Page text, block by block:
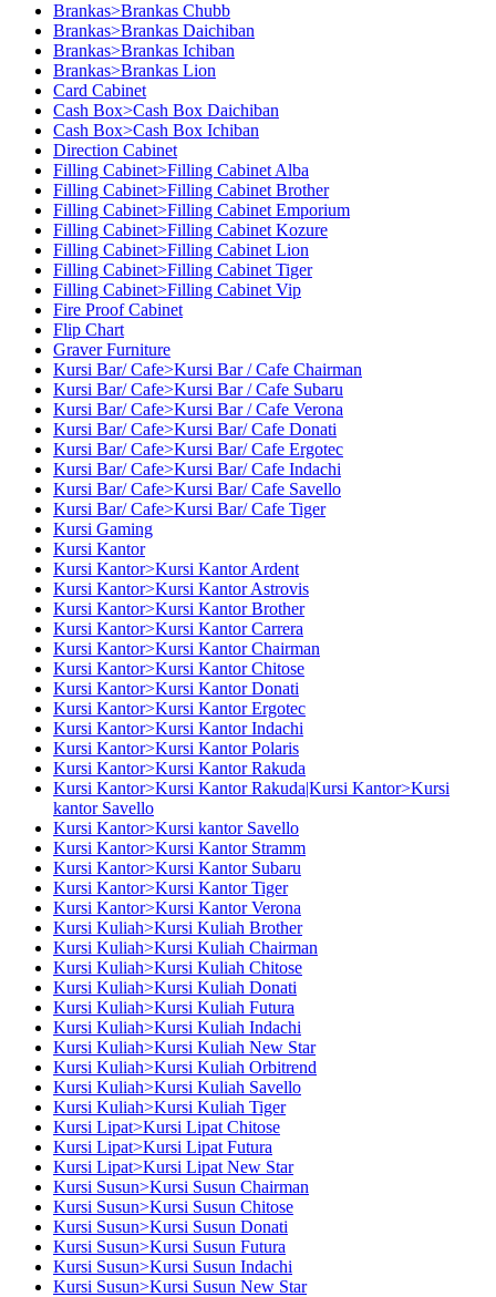
Brankas>Brankas Chubb
Brankas>Brankas Daichiban
Brankas>Brankas Ichiban
Brankas>Brankas Lion
Card Cabinet
Cash Box>Cash Box Daichiban
Cash Box>Cash Box Ichiban
Direction Cabinet
Filling Cabinet>Filling Cabinet Alba
Filling Cabinet>Filling Cabinet Brother
Filling Cabinet>Filling Cabinet Emporium
Filling Cabinet>Filling Cabinet Kozure
Filling Cabinet>Filling Cabinet Lion
Filling Cabinet>Filling Cabinet Tiger
Filling Cabinet>Filling Cabinet Vip
Fire Proof Cabinet
Flip Chart
Graver Furniture
Kursi Bar/ Cafe>Kursi Bar / Cafe Chairman
Kursi Bar/ Cafe>Kursi Bar / Cafe Subaru
Kursi Bar/ Cafe>Kursi Bar / Cafe Verona
Kursi Bar/ Cafe>Kursi Bar/ Cafe Donati
Kursi Bar/ Cafe>Kursi Bar/ Cafe Ergotec
Kursi Bar/ Cafe>Kursi Bar/ Cafe Indachi
Kursi Bar/ Cafe>Kursi Bar/ Cafe Savello
Kursi Bar/ Cafe>Kursi Bar/ Cafe Tiger
Kursi Gaming
Kursi Kantor
Kursi Kantor>Kursi Kantor Ardent
Kursi Kantor>Kursi Kantor Astrovis
Kursi Kantor>Kursi Kantor Brother
Kursi Kantor>Kursi Kantor Carrera
Kursi Kantor>Kursi Kantor Chairman
Kursi Kantor>Kursi Kantor Chitose
Kursi Kantor>Kursi Kantor Donati
Kursi Kantor>Kursi Kantor Ergotec
Kursi Kantor>Kursi Kantor Indachi
Kursi Kantor>Kursi Kantor Polaris
Kursi Kantor>Kursi Kantor Rakuda
Kursi Kantor>Kursi Kantor Rakuda|Kursi Kantor>Kursi
kantor Savello
Kursi Kantor>Kursi kantor Savello
Kursi Kantor>Kursi Kantor Stramm
Kursi Kantor>Kursi Kantor Subaru
Kursi Kantor>Kursi Kantor Tiger
Kursi Kantor>Kursi Kantor Verona
Kursi Kuliah>Kursi Kuliah Brother
Kursi Kuliah>Kursi Kuliah Chairman
Kursi Kuliah>Kursi Kuliah Chitose
Kursi Kuliah>Kursi Kuliah Donati
Kursi Kuliah>Kursi Kuliah Futura
Kursi Kuliah>Kursi Kuliah Indachi
Kursi Kuliah>Kursi Kuliah New Star
Kursi Kuliah>Kursi Kuliah Orbitrend
Kursi Kuliah>Kursi Kuliah Savello
Kursi Kuliah>Kursi Kuliah Tiger
Kursi Lipat>Kursi Lipat Chitose
Kursi Lipat>Kursi Lipat Futura
Kursi Lipat>Kursi Lipat New Star
Kursi Susun>Kursi Susun Chairman
Kursi Susun>Kursi Susun Chitose
Kursi Susun>Kursi Susun Donati
Kursi Susun>Kursi Susun Futura
Kursi Susun>Kursi Susun Indachi
Kursi Susun>Kursi Susun New Star